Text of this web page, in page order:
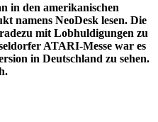
in den amerikanischen
namens NeoDesk lesen. Die
mit Lobhuldigungen zu
ATARI-Messe war es
in Deutschland zu sehen.